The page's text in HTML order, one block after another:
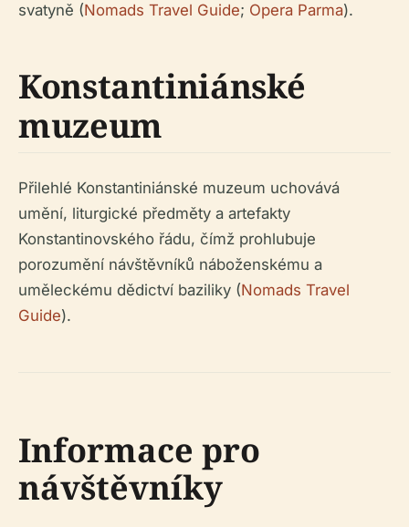
svatyně (Nomads Travel Guide; Opera Parma).
Konstantiniánské
muzeum
Přilehlé Konstantiniánské muzeum uchovává
umění, liturgické předměty a artefakty
Konstantinovského řádu, čímž prohlubuje
porozumění návštěvníků náboženskému a
uměleckému dědictví baziliky (Nomads Travel
Guide).
Informace pro
návštěvníky